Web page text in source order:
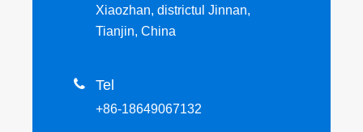
Xiaozhan, districtul Jinnan,
Tianjin, China
 Tel
+86-18649067132